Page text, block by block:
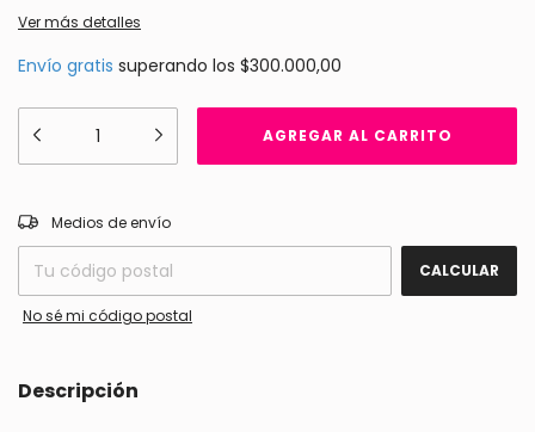
Ver más detalles
Envío gratis superando los $300.000,00
Entregas para el CP:
Medios de envío
CALCULAR
No sé mi código postal
Descripción